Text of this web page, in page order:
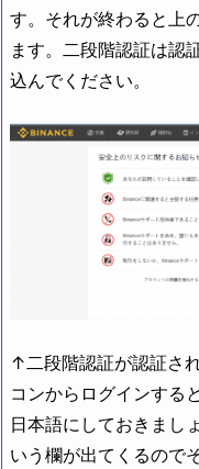
す。それが終わると上
ます。二段階認証は認
込んでください。
↑二段階認証が認証さ
コンからログインする
日本語にしておきまし
いう欄が出てくるので